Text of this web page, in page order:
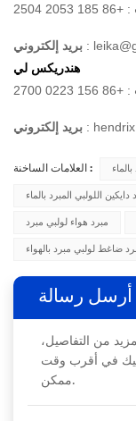
: +86 185 2053 2504
:
هندريكس لي
: +86 156 0223 2700
:
العلامات الساخنة :
دايكين اللولبي المبرد بالماء
مبرد هواء لولبي مبرد
ضاغط لولبي مبرد بالهواء
أرسل رسالة
من التفاصيل،
في أقرب وقت
ممكن.